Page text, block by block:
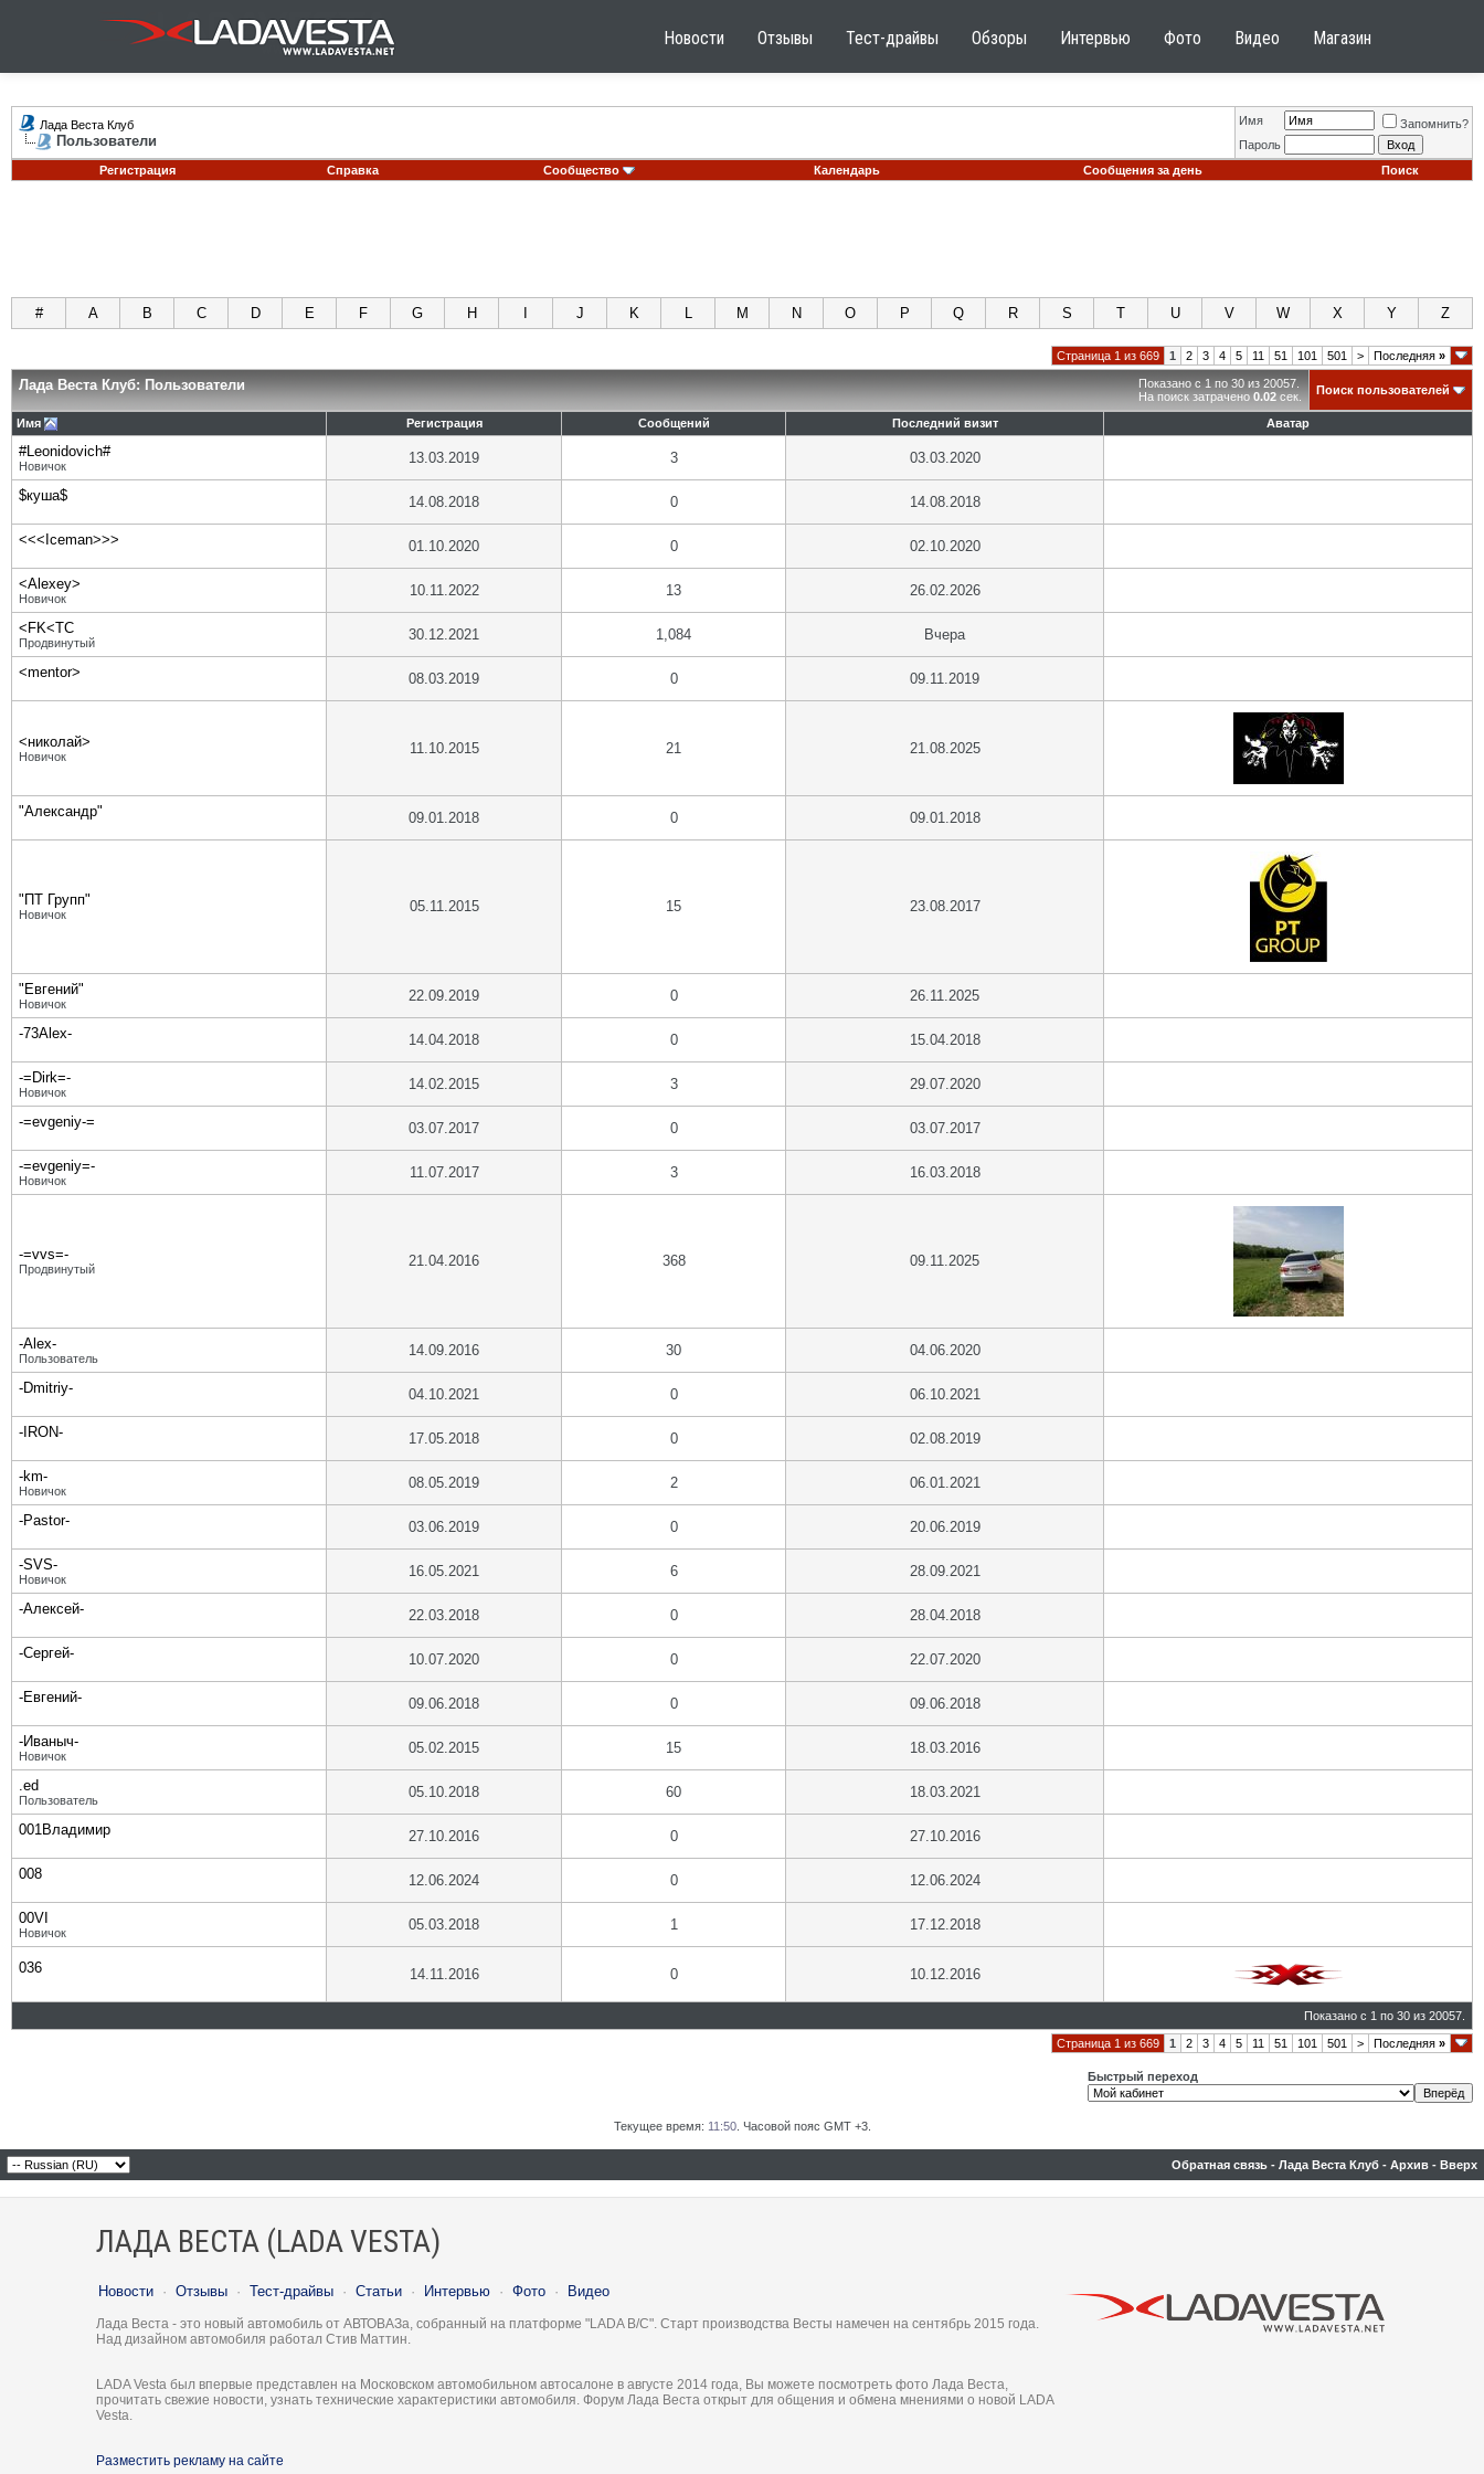
Новости Отзывы Тест-драйвы Обзоры Интервью Фото Видео Магазин
Лада Веста Клуб
Пользователи
Имя
Запомнить?
Пароль
Регистрация
Справка Сообщество Календарь Сообщения за день Поиск
# A B C D E F G H J K L M N O P Q R S T U V W X Y Z
Страница 1 из 669 1 2 3 4 5 11 51 101 501 > Последняя »
Показано с 1 по 30 из 20057.
На поиск затрачено 0.02 сек.
Лада Веста Клуб: Пользователи Поиск пользователей
Имя Регистрация Сообщений Последний визит Аватар
#Leonidovich#
Новичок 13.03.2019 3 03.03.2020
$куша$ 14.08.2018 0 14.08.2018
<<<Iceman>>> 01.10.2020 0 02.10.2020
<Alexey>
Новичок 10.11.2022 13 26.02.2026
<FK<TC
Продвинутый 30.12.2021 1,084 Вчера
<mentor> 08.03.2019 0 09.11.2019
<николай>
Новичок 11.10.2015 21 21.08.2025
"Александр" 09.01.2018 0 09.01.2018
"ПТ Групп"
Новичок 05.11.2015 15 23.08.2017
"Евгений"
Новичок 22.09.2019 0 26.11.2025
-73Alex- 14.04.2018 0 15.04.2018
-=Dirk=-
Новичок 14.02.2015 3 29.07.2020
-=evgeniy-= 03.07.2017 0 03.07.2017
-=evgeniy=-
Новичок 11.07.2017 3 16.03.2018
-=vvs=-
Продвинутый 21.04.2016 368 09.11.2025
-Alex-
Пользователь 14.09.2016 30 04.06.2020
-Dmitriy- 04.10.2021 0 06.10.2021
-IRON- 17.05.2018 0 02.08.2019
-km-
Новичок 08.05.2019 2 06.01.2021
-Pastor- 03.06.2019 0 20.06.2019
-SVS-
Новичок 16.05.2021 6 28.09.2021
-Алексей- 22.03.2018 0 28.04.2018
-Сергей- 10.07.2020 0 22.07.2020
-Евгений- 09.06.2018 0 09.06.2018
-Иваныч-
Новичок 05.02.2015 15 18.03.2016
.ed
Пользователь 05.10.2018 60 18.03.2021
001Владимир 27.10.2016 0 27.10.2016
008 12.06.2024 0 12.06.2024
00VI
Новичок 05.03.2018 1 17.12.2018
036 14.11.2016 0 10.12.2016
Показано с 1 по 30 из 20057.
Страница 1 из 669 1 2 3 4 5 11 51 101 501 > Последняя »
Быстрый переход
Текущее время: 11:50. Часовой пояс GMT +3.
Обратная связь - Лада Веста Клуб - Архив - Вверх
ЛАДА ВЕСТА (LADA VESTA)
Новости · Отзывы · Тест-драйвы · Статьи · Интервью · Фото · Видео
Лада Веста - это новый автомобиль от АВТОВАЗа, собранный на платформе "LADA B/C". Старт производства Весты намечен на сентябрь 2015 года.
Над дизайном автомобиля работал Стив Маттин.
LADA Vesta был впервые представлен на Московском автомобильном автосалоне в августе 2014 года, Вы можете посмотреть фото Лада Веста,
прочитать свежие новости, узнать технические характеристики автомобиля. Форум Лада Веста открыт для общения и обмена мнениями о новой LADA
Vesta.
Разместить рекламу на сайте